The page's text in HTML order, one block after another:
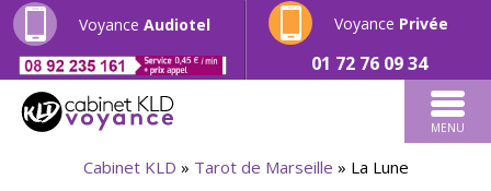
Voyance Audiotel Voyance Privée
01 72 76 09 34
MENU
Cabinet KLD » Tarot de Marseille » La Lune